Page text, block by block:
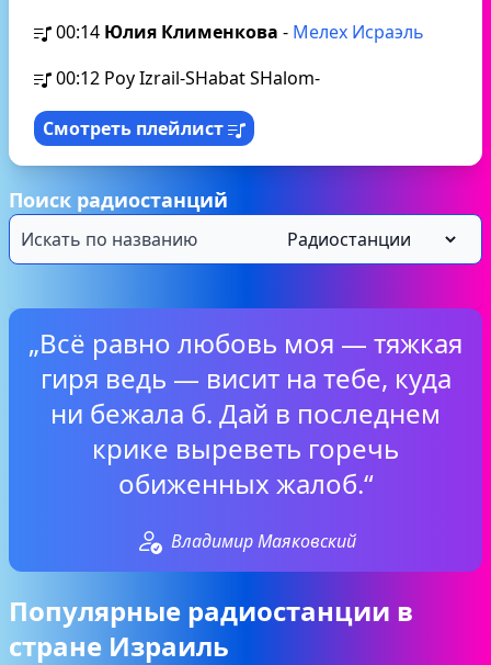
00:14 Юлия Клименкова - Мелех Исраэль
00:12 Poy Izrail-SHabat SHalom-
Смотреть плейлист
Поиск радиостанций
„Всё равно любовь моя — тяжкая
гиря ведь — висит на тебе, куда
ни бежала б. Дай в последнем
крике выреветь горечь
обиженных жалоб.“
Владимир Маяковский
Популярные радиостанции в
стране Израиль